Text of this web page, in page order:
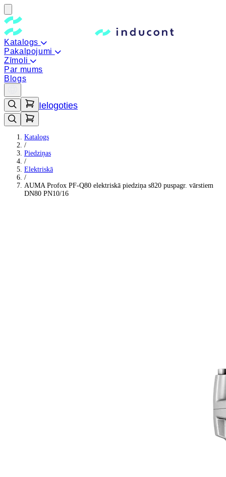
Katalogs
Pakalpojumi
Zīmoli
Par mums
Blogs
Ielogoties
Katalogs
/
Piedziņas
/
Elektriskā
/
AUMA Profox PF-Q80 elektriskā piedziņa s820 puspagr. vārstiem
DN80 PN10/16